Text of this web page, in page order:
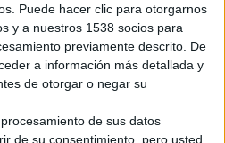
Puede hacer clic para otorgarnos
y a nuestros 1538 socios para
previamente descrito. De
a información más detallada y
de otorgar o negar su
de sus datos
de su consentimiento, pero usted